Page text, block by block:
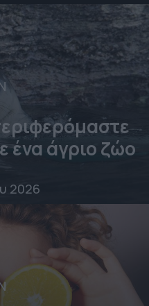
ένα άγριο ζώο
2026